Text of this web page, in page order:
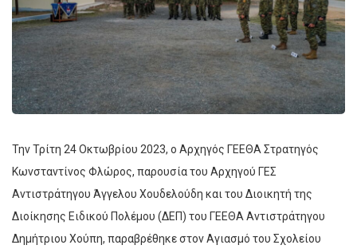
Την Τρίτη 24 Οκτωβρίου 2023, ο Αρχηγός ΓΕΕΘΑ Στρατηγός
Κωνσταντίνος Φλώρος, παρουσία του Αρχηγού ΓΕΣ
Αντιστράτηγου Άγγελου Χουδελούδη και του Διοικητή της
Διοίκησης Ειδικού Πολέμου (ΔΕΠ) του ΓΕΕΘΑ Αντιστράτηγου
Δημήτριου Χούπη, παραβρέθηκε στον Αγιασμό του Σχολείου